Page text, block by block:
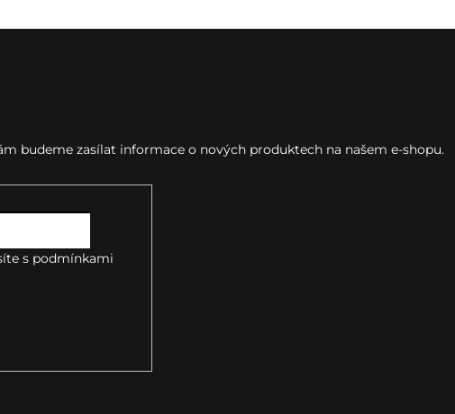
budeme zasílat informace o nových produktech na našem e-shopu.
s podmínkami